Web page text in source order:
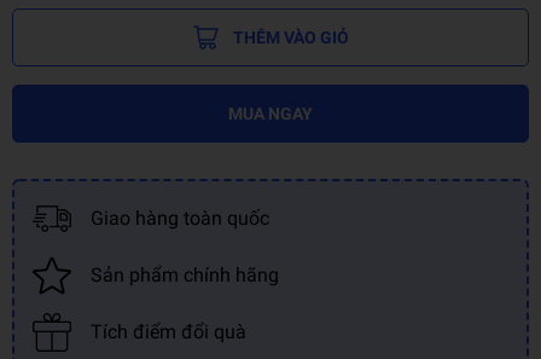
THÊM VÀO GIỎ
MUA NGAY
Giao hàng toàn quốc
Sản phẩm chính hãng
Tích điểm đổi quà